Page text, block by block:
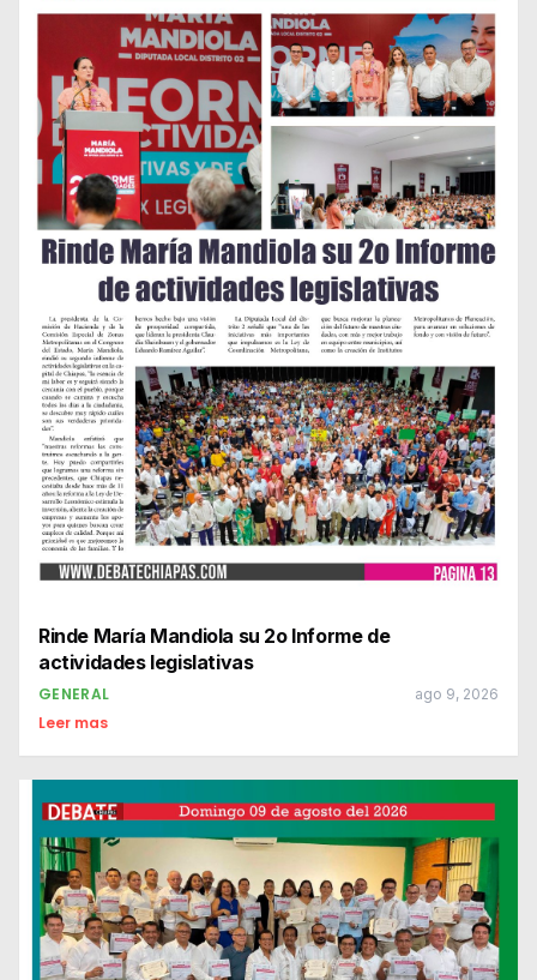
Rinde María Mandiola su 2o Informe de
actividades legislativas
GENERAL ago 9, 2026
Leer mas